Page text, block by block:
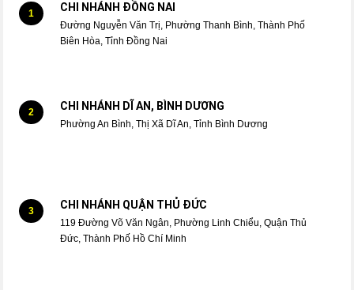
1 CHI NHÁNH ĐỒNG NAI
Đường Nguyễn Văn Trị, Phường Thanh Bình, Thành Phố
Biên Hòa, Tỉnh Đồng Nai
2 CHI NHÁNH DĨ AN, BÌNH DƯƠNG
Phường An Bình, Thị Xã Dĩ An, Tỉnh Bình Dương
3 CHI NHÁNH QUẬN THỦ ĐỨC
119 Đường Võ Văn Ngân, Phường Linh Chiểu, Quận Thủ
Đức, Thành Phố Hồ Chí Minh